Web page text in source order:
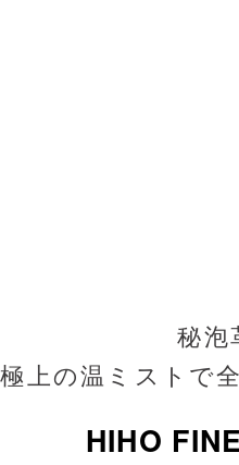
秘泡
極上の温ミストで
HIHO
25,850円（税
※価格改訂
※製品のデザイン及び仕様等は、予告